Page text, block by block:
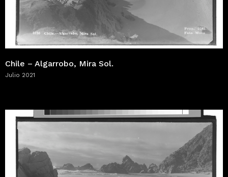
Chile – Algarrobo, Mira Sol.
Julio 2021